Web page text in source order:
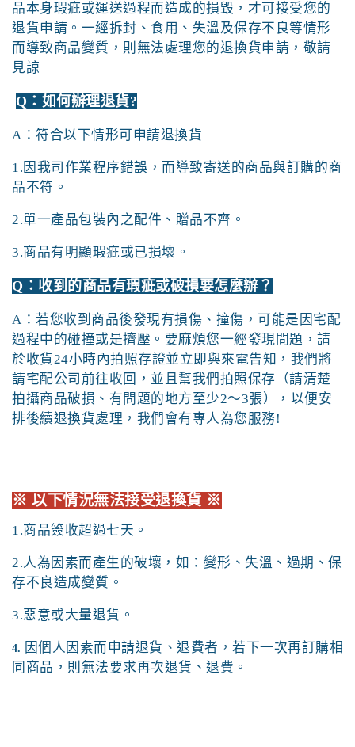
品本身瑕疵或運送過程而造成的損毀，才可接受您的
退貨申請。一經拆封、食用、失溫及保存不良等情形
而導致商品變質，則無法處理您的退換貨申請，敬請
見諒
Q：如何辦理退貨?
A： 符合以下情形可申請退換貨
1.因我司作業程序錯誤，而導致寄送的商品與訂購的商
品不符。
2.單一產品包裝內之配件、贈品不齊。
3.商品有明顯瑕疵或已損壞。
Q：收到的商品有瑕疵或破損要怎麼辦？
A：若您收到商品後發現有損傷、撞傷，可能是因宅配
過程中的碰撞或是擠壓。要麻煩您一經發現問題，請
於收貨24小時內拍照存證並立即與來電告知，我們將
請宅配公司前往收回，並且幫我們拍照保存（請清楚
拍攝商品破損、有問題的地方至少2～3張），以便安
排後續退換貨處理，我們會有專人為您服務!
※ 以下情況無法接受退換貨 ※
1.商品簽收超過七天。
2.人為因素而產生的破壞，如：變形、失溫、過期、保
存不良造成變質。
3.惡意或大量退貨。
4. 因個人因素而申請退貨、退費者，若下一次再訂購相
同商品，則無法要求再次退貨、退費。